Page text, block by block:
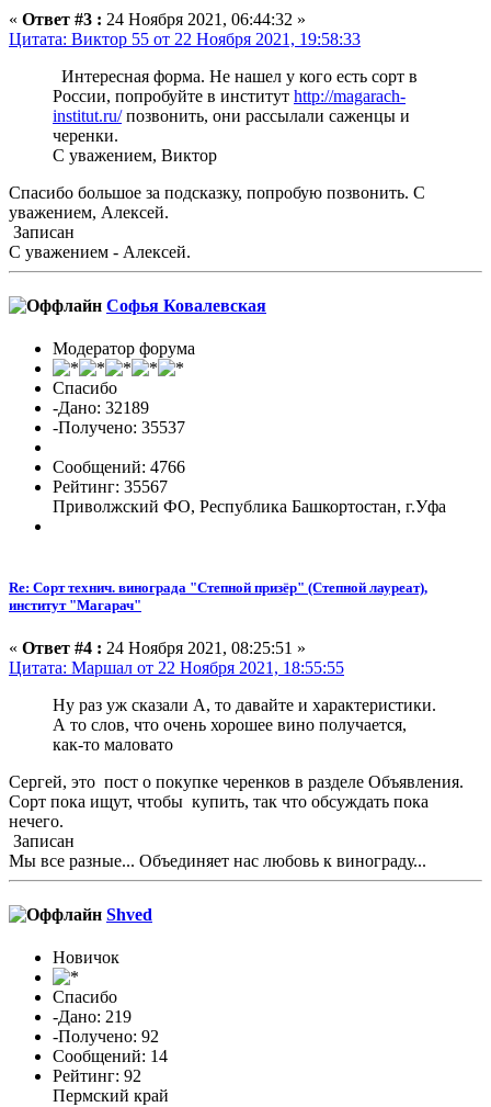
« Ответ #3 : 24 Ноября 2021, 06:44:32 »
Цитата: Виктор 55 от 22 Ноября 2021, 19:58:33
Интересная форма. Не нашел у кого есть сорт в
России, попробуйте в институт http://magarach-
institut.ru/позвонить, они рассылали саженцы и
черенки.
С уважением, Виктор
Спасибо большое за подсказку, попробую позвонить. С
уважением, Алексей.
Записан
С уважением - Алексей.
Софья Ковалевская
Модератор форума
Спасибо
-Дано: 32189
-Получено: 35537
Сообщений: 4766
Рейтинг: 35567
Приволжский ФО, Республика Башкортостан, г.Уфа
Re: Сорт технич. винограда "Степной призёр" (Степной лауреат),
институт "Магарач"
« Ответ #4 : 24 Ноября 2021, 08:25:51 »
Цитата: Маршал от 22 Ноября 2021, 18:55:55
Ну раз уж сказали А, то давайте и характеристики.
А то слов, что очень хорошее вино получается,
как-то маловато
Сергей, это пост о покупке черенков в разделе Объявления.
Сорт пока ищут, чтобы купить, так что обсуждать пока
нечего.
Записан
Мы все разные... Объединяет нас любовь к винограду...
Shved
Новичок
Спасибо
-Дано: 219
-Получено: 92
Сообщений: 14
Рейтинг: 92
Пермский край